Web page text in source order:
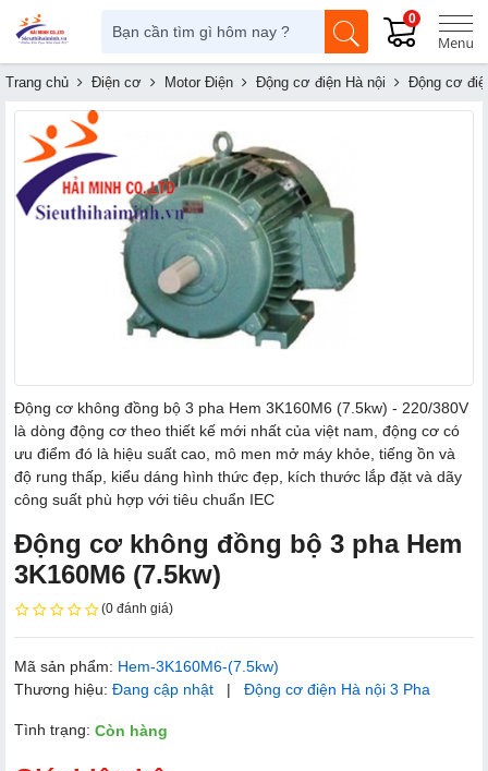
0
Trang chủ Điện cơ Motor Điện Động cơ điện Hà nội Động cơ
Động cơ không đồng bộ 3 pha Hem 3K160M6 (7.5kw) - 220/380V
là dòng động cơ theo thiết kế mới nhất của việt nam, động cơ có
ưu điểm đó là hiệu suất cao, mô men mở máy khỏe, tiếng ồn và
độ rung thấp, kiểu dáng hình thức đẹp, kích thước lắp đặt và dãy
công suất phù hợp với tiêu chuẩn IEC
Động cơ không đồng bộ 3 pha Hem
3K160M6 (7.5kw)
(0 đánh giá)
Mã sản phẩm: Hem-3K160M6-(7.5kw)
Thương hiệu: Đang cập nhật | Động cơ điện Hà nội 3 Pha
Tình trạng: Còn hàng